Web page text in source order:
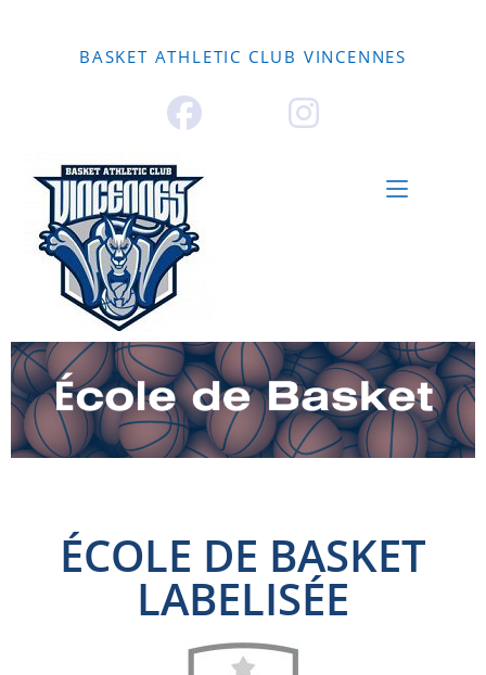
BASKET ATHLETIC CLUB VINCENNES
ÉCOLE DE BASKET
LABELISÉE